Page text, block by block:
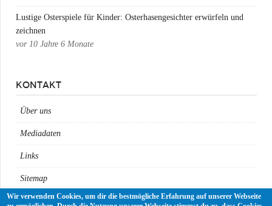
Lustige Osterspiele für Kinder: Osterhasengesichter erwürfeln und
zeichnen
vor 10 Jahre 6 Monate
KONTAKT
Über uns
Mediadaten
Links
Sitemap
Impressum
Wir verwenden Cookies, um dir die bestmögliche Erfahrung auf unserer Webseite